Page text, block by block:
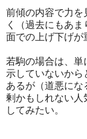
前傾の内容で力
く（過去にもあ
面での上げ下げが
若駒の場合は、単
示していないか
あるが（道悪にな
剰かもしれない人
してみたい。